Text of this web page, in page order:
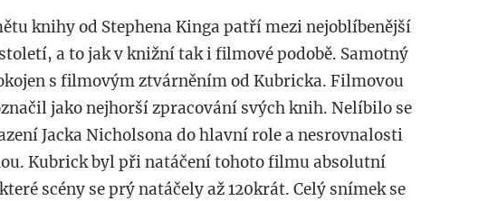
knihy od Stephena Kinga patří mezi nejoblíbenější
a to jak v knižní tak i filmové podobě. Samotný
s filmovým ztvárněním od Kubricka. Filmovou
jako nejhorší zpracování svých knih. Nelíbilo se
Jacka Nicholsona do hlavní role a nesrovnalosti
Kubrick byl při natáčení tohoto filmu absolutní
scény se prý natáčely až 120krát. Celý snímek se